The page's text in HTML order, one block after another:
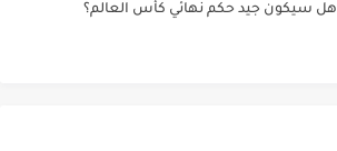
هل سيكون جيد حكم نهائي كأس العالم؟